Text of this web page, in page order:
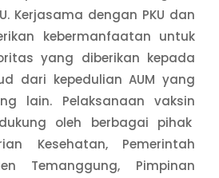
Kerjasama dengan PKU dan
kebermanfaatan untuk
yang diberikan kepada
dari kepedulian AUM yang
lain. Pelaksanaan vaksin
oleh berbagai pihak
Kesehatan, Pemerintah
Temanggung, Pimpinan